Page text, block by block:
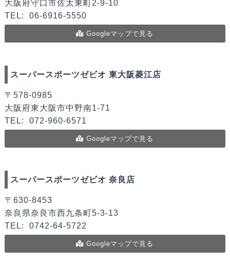
大阪府守口市佐太東町2-9-10
TEL:
06-6916-5550
Googleマップで見る
スーパースポーツゼビオ 東大阪菱江店
〒578-0985
大阪府東大阪市中野南1-71
TEL:
072-960-6571
Googleマップで見る
スーパースポーツゼビオ 奈良店
〒630-8453
奈良県奈良市西九条町5-3-13
TEL:
0742-64-5722
Googleマップで見る